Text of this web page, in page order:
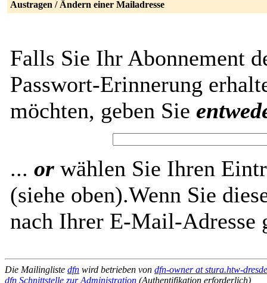
Austragen / Ändern einer Mailadresse
Falls Sie Ihr Abonnement
Passwort-Erinnerung
möchten, geben Sie
... or wählen Sie Ihren
(siehe oben).Wenn Sie
nach Ihrer E-Mail-Adresse
Die Mailingliste dfn wird betrieben von dfn-owner at stura.htw-
dfn Schnittstelle zur Administration (Authentifikation erforderlich)